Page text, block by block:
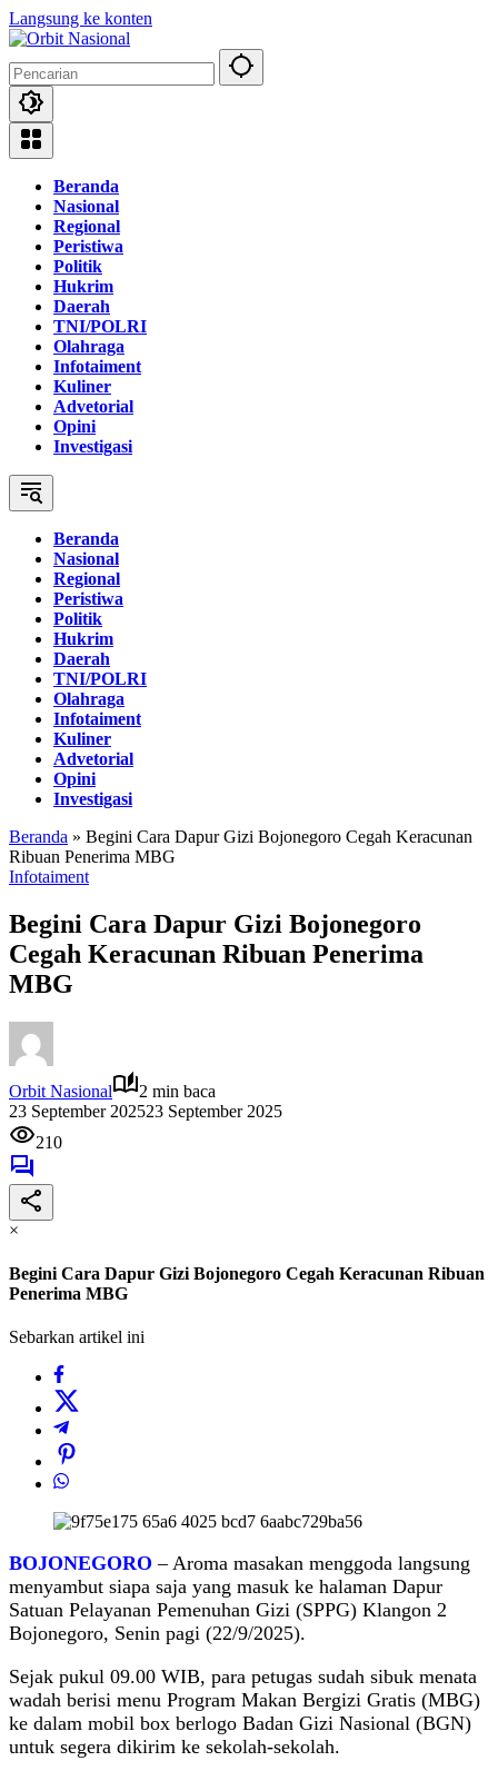
Langsung ke konten
Beranda
Nasional
Regional
Peristiwa
Politik
Hukrim
Daerah
TNI/POLRI
Olahraga
Infotaiment
Kuliner
Advetorial
Opini
Investigasi
Beranda
Nasional
Regional
Peristiwa
Politik
Hukrim
Daerah
TNI/POLRI
Olahraga
Infotaiment
Kuliner
Advetorial
Opini
Investigasi
Beranda » Begini Cara Dapur Gizi Bojonegoro Cegah Keracunan
Ribuan Penerima MBG
Infotaiment
Begini Cara Dapur Gizi Bojonegoro
Cegah Keracunan Ribuan Penerima
MBG
Orbit Nasional
2 min baca
23 September 202523 September 2025
210
×
Begini Cara Dapur Gizi Bojonegoro Cegah Keracunan Ribuan
Penerima MBG
Sebarkan artikel ini
BOJONEGORO – Aroma masakan menggoda langsung
menyambut siapa saja yang masuk ke halaman Dapur
Satuan Pelayanan Pemenuhan Gizi (SPPG) Klangon 2
Bojonegoro, Senin pagi (22/9/2025).
Sejak pukul 09.00 WIB, para petugas sudah sibuk menata
wadah berisi menu Program Makan Bergizi Gratis (MBG)
ke dalam mobil box berlogo Badan Gizi Nasional (BGN)
untuk segera dikirim ke sekolah-sekolah.